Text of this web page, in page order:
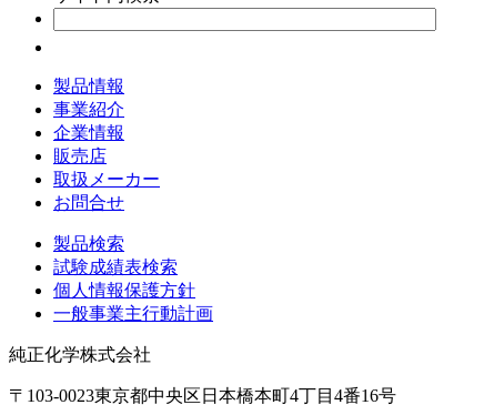
製品情報
事業紹介
企業情報
販売店
取扱メーカー
お問合せ
製品検索
試験成績表検索
個人情報保護方針
一般事業主行動計画
純正化学株式会社
〒103-0023東京都中央区日本橋本町4丁目4番16号